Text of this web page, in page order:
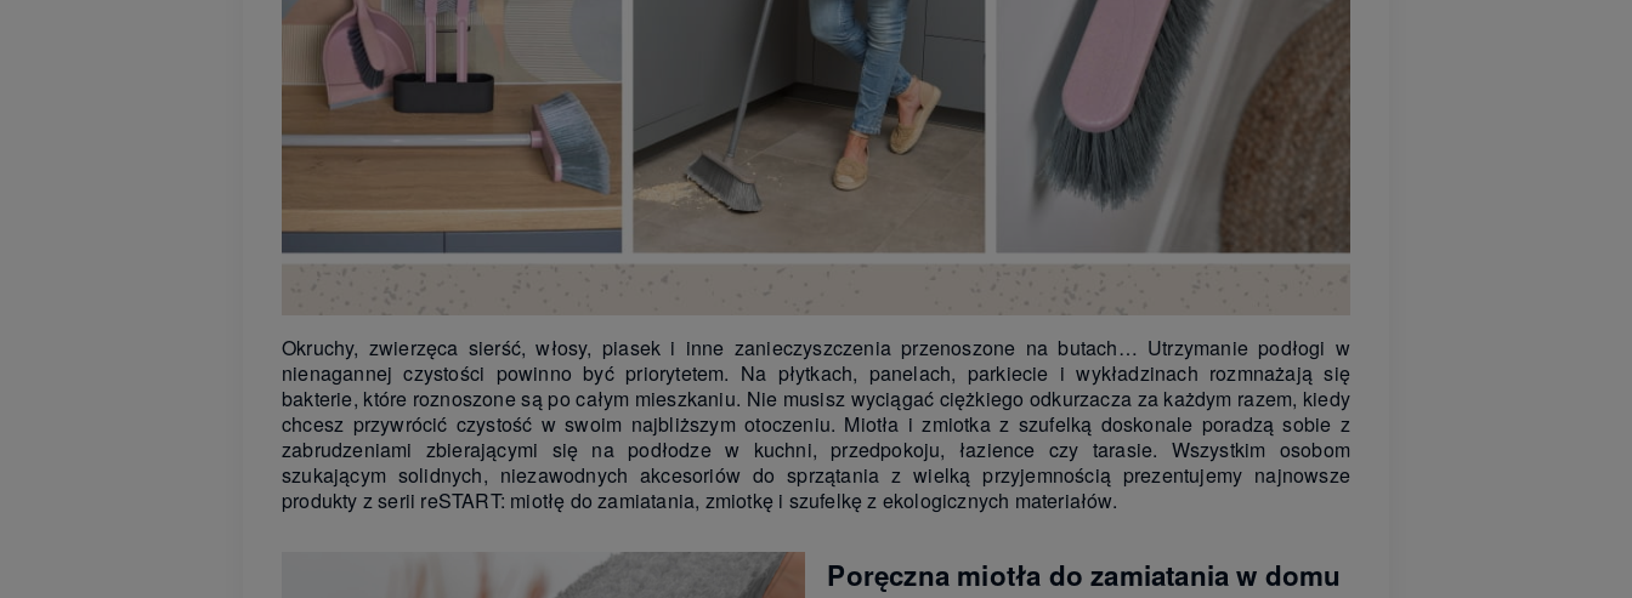
Okruchy, zwierzęca sierść, włosy, piasek i inne zanieczyszczenia przenoszone na butach… Utrzymanie podłogi w
nienagannej czystości powinno być priorytetem. Na płytkach, panelach, parkiecie i wykładzinach rozmnażają się
bakterie, które roznoszone są po całym mieszkaniu. Nie musisz wyciągać ciężkiego odkurzacza za każdym razem, kiedy
chcesz przywrócić czystość w swoim najbliższym otoczeniu. Miotła i zmiotka z szufelką doskonale poradzą sobie z
zabrudzeniami zbierającymi się na podłodze w kuchni, przedpokoju, łazience czy tarasie. Wszystkim osobom
szukającym solidnych, niezawodnych akcesoriów do sprzątania z wielką przyjemnością prezentujemy najnowsze
produkty z serii reSTART: miotłę do zamiatania, zmiotkę i szufelkę z ekologicznych materiałów.
Poręczna miotła do zamiatania w domu